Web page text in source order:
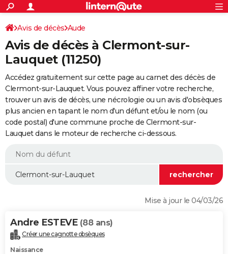
ACTUALITÉS
Politique
Société
Faits Divers
Education
Monde
Villes
+
SPORT
Coupe du monde 2026
Football
Tennis
Cyclisme
Rugby
Forum
FINANCE
Retraite
Impôts
Epargne
Immobilier
Risques naturels par ville
Banque
Assurance
Crédit
Essais
Réserver un essai
Citadines
Berlines
SUV
Forum auto
+
HIGH-TECH
Mobiles
Meilleur smartphone
Internet
Ordinateurs
Jeux vidéo
Guide high-tech
+
BRICOLAGE
Forum
Aménagement intérieur
Extérieur
Cuisine
Salle de bains
Jardinage
Rangement
WEEK-END
Guides de France
Escapades
Patrimoine
Expositions
Musées
Week-end nature
LIFESTYLE
Alimentation
Guide de la santé
Maladies
Médicaments
Sommeil
VOYAGE
Destinations
City break
Voyage nature
Voyage de noces
Forum
Climat
+PHOTO
Avis de décès Aude
Avis de décès à Clermont-sur-
Lauquet (11250)
Accédez gratuitement sur cette page au carnet des décès de
Clermont-sur-Lauquet. Vous pouvez affiner votre recherche,
trouver un avis de décès, une nécrologie ou un avis d'obsèques
plus ancien en tapant le nom d'un défunt et/ou le nom (ou
code postal) d'une commune proche de Clermont-sur-
Lauquet dans le moteur de recherche ci-dessous.
Mise à jour le 04/03/26
Andre ESTEVE (88 ans)
Créer une cagnotte obsèques
Naissance